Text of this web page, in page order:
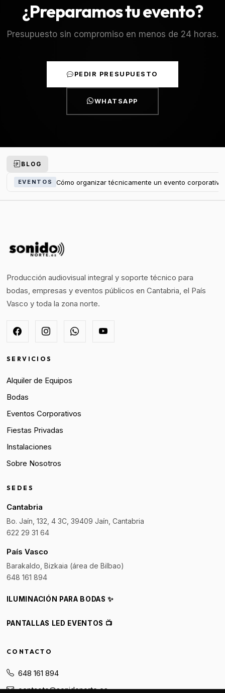
¿Preparamos tu evento?
Presupuesto sin compromiso en menos de 24 horas.
PEDIR PRESUPUESTO
WHATSAPP
BLOG
EVENTOS Cómo organizar técnicamente un evento
Producción audiovisual integral y soporte técnico para
bodas, empresas y eventos públicos en Cantabria, el País
Vasco y toda la zona norte.
SERVICIOS
Alquiler de Equipos
Bodas
Eventos Corporativos
Fiestas Privadas
Instalaciones
Sobre Nosotros
SEDES
Cantabria
Bo. Jaín, 132, 4 3C, 39409 Jaín, Cantabria
622 29 31 64
País Vasco
Barakaldo, Bizkaia (área de Bilbao)
648 161 894
ILUMINACIÓN PARA BODAS ✨
PANTALLAS LED EVENTOS 📺
CONTACTO
648 161 894
contacto@sonidonorte.es